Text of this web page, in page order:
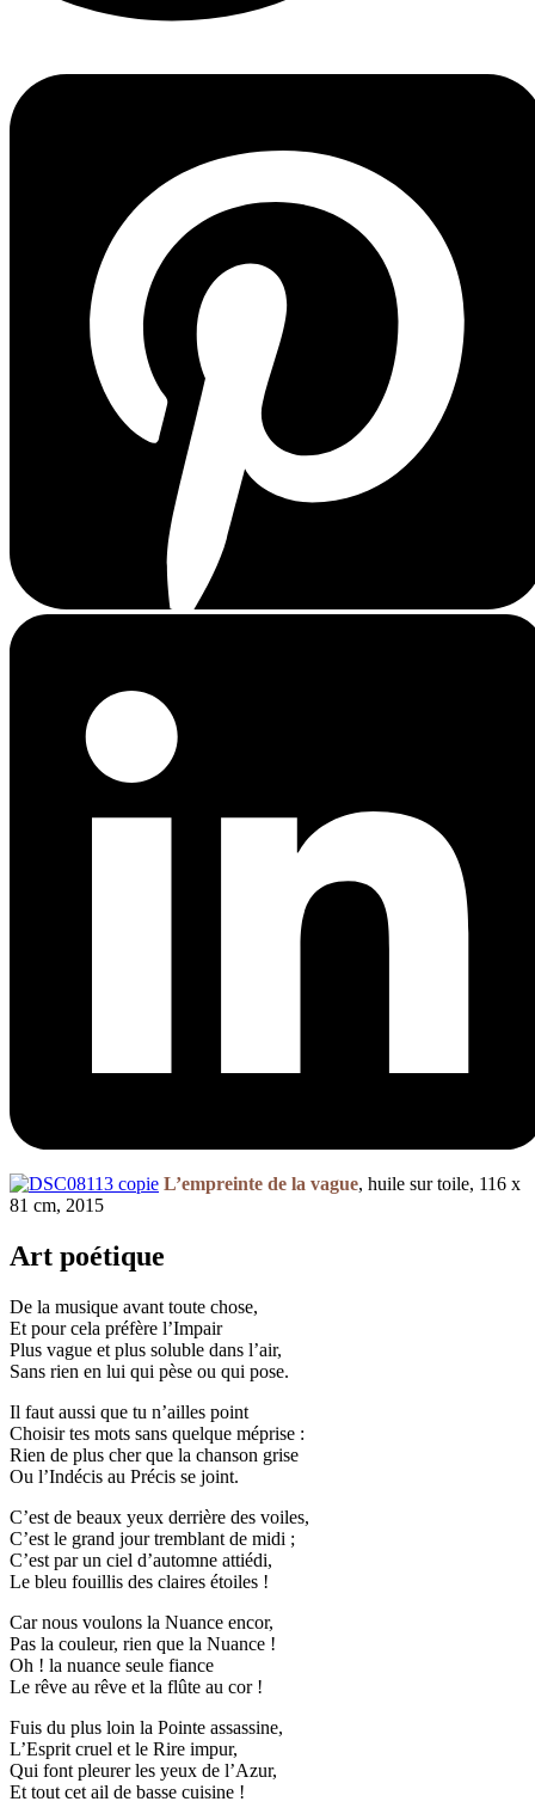
L’empreinte de la vague, huile sur toile, 116 x
81 cm, 2015
Art poétique
De la musique avant toute chose,
Et pour cela préfère l’Impair
Plus vague et plus soluble dans l’air,
Sans rien en lui qui pèse ou qui pose.
Il faut aussi que tu n’ailles point
Choisir tes mots sans quelque méprise :
Rien de plus cher que la chanson grise
Ou l’Indécis au Précis se joint.
C’est de beaux yeux derrière des voiles,
C’est le grand jour tremblant de midi ;
C’est par un ciel d’automne attiédi,
Le bleu fouillis des claires étoiles !
Car nous voulons la Nuance encor,
Pas la couleur, rien que la Nuance !
Oh ! la nuance seule fiance
Le rêve au rêve et la flûte au cor !
Fuis du plus loin la Pointe assassine,
L’Esprit cruel et le Rire impur,
Qui font pleurer les yeux de l’Azur,
Et tout cet ail de basse cuisine !